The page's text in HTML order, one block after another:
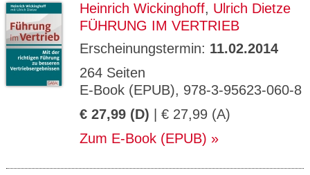
Heinrich Wickinghoff, Ulrich Dietze
FÜHRUNG IM VERTRIEB
Erscheinungstermin: 11.02.2014
264 Seiten
E-Book (EPUB), 978-3-95623-060-8
€ 27,99 (D) | € 27,99 (A)
Zum E-Book (EPUB)